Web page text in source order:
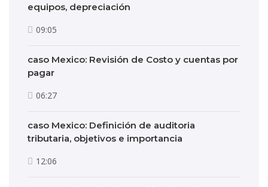
equipos, depreciación
09:05
caso Mexico: Revisión de Costo y cuentas por
pagar
06:27
caso Mexico: Definición de auditoria
tributaria, objetivos e importancia
12:06